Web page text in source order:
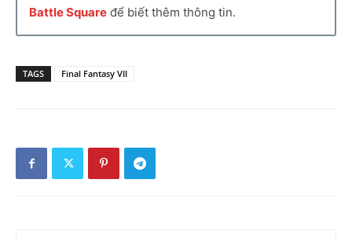
Battle Square để biết thêm thông tin.
TAGS Final Fantasy VII